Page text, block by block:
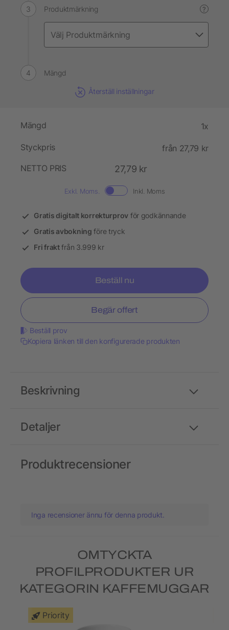
Produktmärkning ?
Mängd
Återställ inställningar
Mängd 1x
Styckpris
från 27,79 kr
NETTO PRIS
27,79 kr
Exkl. Moms. Inkl. Moms
Gratis digitalt korrekturprov för godkännande
Gratis avbokning före tryck
Fri fraktfrån 3.999 kr
Beställ nu
Begär offert
Beställ prov
Kopiera länken till den konfigurerade produkten
Detaljer
Beskrivning
Produktrecensioner
Inga recensioner ännu för denna produkt.
OMTYCKTA
PROFILPRODUKTER UR
KATEGORIN KAFFEMUGGAR
Priority